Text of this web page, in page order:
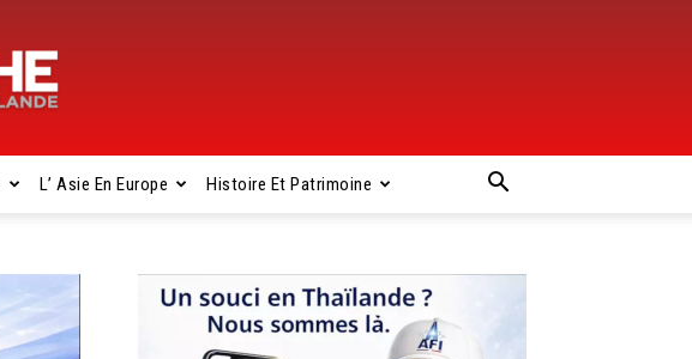
L’ Asie En Europe Histoire Et Patrimoine